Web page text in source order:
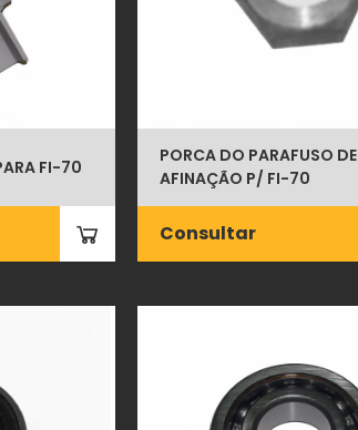
FI-70
PORCA DO PARAFUSO DE
AFINAÇÃO P/ FI-70
Consultar